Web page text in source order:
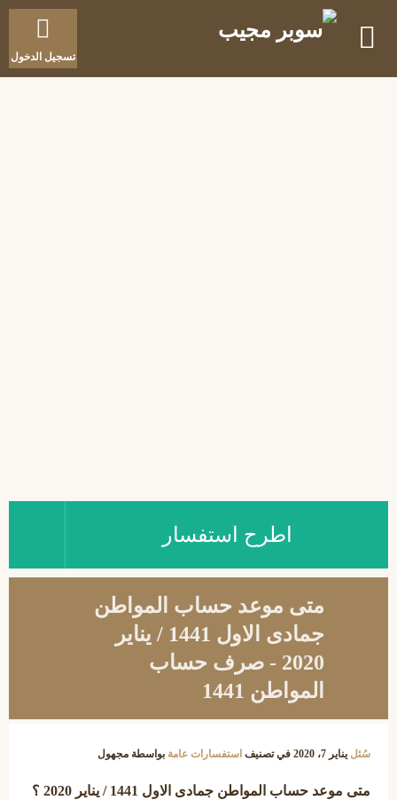
تسجيل الدخول
اطرح استفسار
متى موعد حساب المواطن
جمادى الاول 1441 / يناير
2020 - صرف حساب
المواطن 1441
سُئل يناير 7، 2020 في تصنيف استفسارات عامة بواسطة مجهول
متى موعد حساب المواطن جمادى الاول 1441 / يناير 2020 ؟